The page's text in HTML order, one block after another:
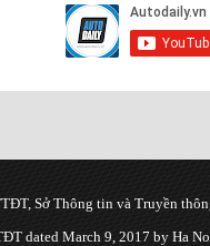
Sở Thông tin và Truyền
dated March 9, 2017 by Ha